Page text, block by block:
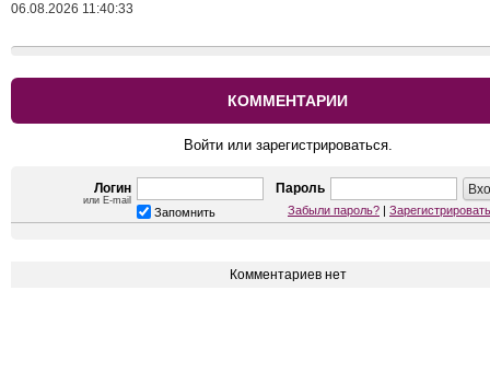
06.08.2026 11:40:33
КОММЕНТАРИИ
Войти или зарегистрироваться.
Логин
или E-mail
Пароль
Запомнить Забыли пароль? |
Комментариев нет